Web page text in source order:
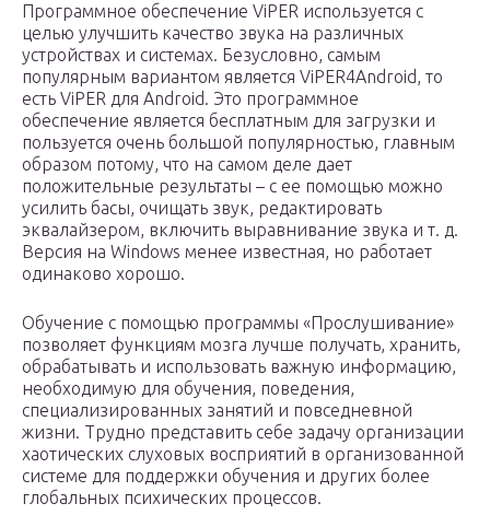
Программное обеспечение ViPER используется с
целью улучшить качество звука на различных
устройствах и системах. Безусловно, самым
популярным вариантом является ViPER4Android, то
есть ViPER для Android. Это программное
обеспечение является бесплатным для загрузки и
пользуется очень большой популярностью, главным
образом потому, что на самом деле дает
положительные результаты – с ее помощью можно
усилить басы, очищать звук, редактировать
эквалайзером, включить выравнивание звука и т. д.
Версия на Windows менее известная, но работает
одинаково хорошо.
Обучение с помощью программы «Прослушивание»
позволяет функциям мозга лучше получать, хранить,
обрабатывать и использовать важную информацию,
необходимую для обучения, поведения,
специализированных занятий и повседневной
жизни. Трудно представить себе задачу организации
хаотических слуховых восприятий в организованной
системе для поддержки обучения и других более
глобальных психических процессов.